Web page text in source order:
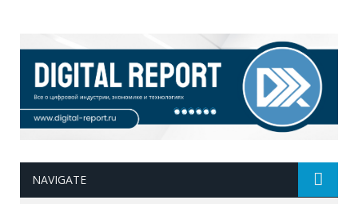
NAVIGATE